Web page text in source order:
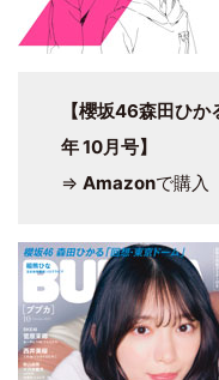
【櫻坂46森田ひ
年 10月号】
⇒ Amazonで購入